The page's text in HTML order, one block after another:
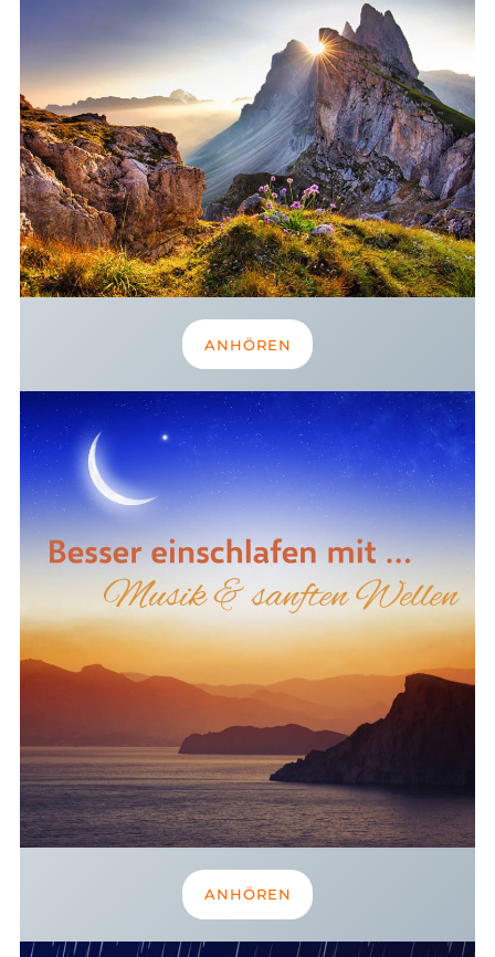
ANHÖREN
ANHÖREN